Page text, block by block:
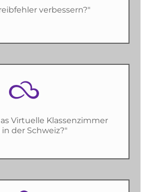
verbessern?"
Virtuelle Klassenzimmer
in der Schweiz?"